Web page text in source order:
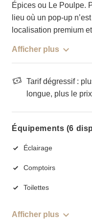
Épices ou Le Poulpe.
lieu où un pop-up
localisation premium
Afficher plus
Tarif dégressif :
longue, plus le
Équipements (6
Éclairage
Comptoirs
Toilettes
Afficher plus